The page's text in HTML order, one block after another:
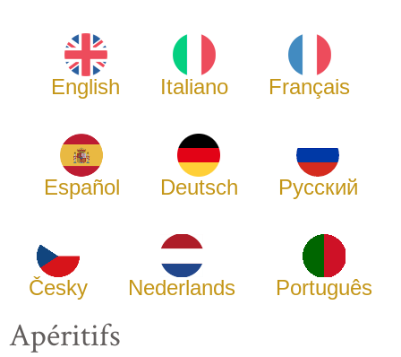
English Italiano Français
Español Deutsch Русский
Česky Nederlands Português
Apéritifs